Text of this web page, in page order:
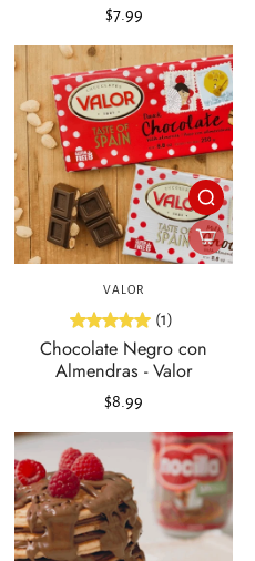
$7.99
VALOR
(1)
Chocolate Negro con
Almendras - Valor
$8.99